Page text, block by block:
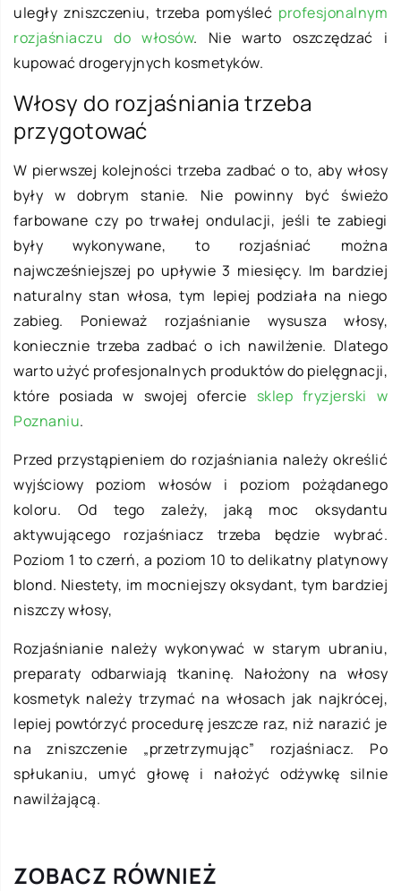
uległy zniszczeniu, trzeba pomyśleć profesjonalnym
rozjaśniaczu do włosów. Nie warto oszczędzać i
kupować drogeryjnych kosmetyków.
Włosy do rozjaśniania trzeba
przygotować
W pierwszej kolejności trzeba zadbać o to, aby włosy
były w dobrym stanie. Nie powinny być świeżo
farbowane czy po trwałej ondulacji, jeśli te zabiegi
były wykonywane, to rozjaśniać można
najwcześniejszej po upływie 3 miesięcy. Im bardziej
naturalny stan włosa, tym lepiej podziała na niego
zabieg. Ponieważ rozjaśnianie wysusza włosy,
koniecznie trzeba zadbać o ich nawilżenie. Dlatego
warto użyć profesjonalnych produktów do pielęgnacji,
które posiada w swojej ofercie sklep fryzjerski w
Poznaniu.
Przed przystąpieniem do rozjaśniania należy określić
wyjściowy poziom włosów i poziom pożądanego
koloru. Od tego zależy, jaką moc oksydantu
aktywującego rozjaśniacz trzeba będzie wybrać.
Poziom 1 to czerń, a poziom 10 to delikatny platynowy
blond. Niestety, im mocniejszy oksydant, tym bardziej
niszczy włosy,
Rozjaśnianie należy wykonywać w starym ubraniu,
preparaty odbarwiają tkaninę. Nałożony na włosy
kosmetyk należy trzymać na włosach jak najkrócej,
lepiej powtórzyć procedurę jeszcze raz, niż narazić je
na zniszczenie „przetrzymując” rozjaśniacz. Po
spłukaniu, umyć głowę i nałożyć odżywkę silnie
nawilżającą.
ZOBACZ RÓWNIEŻ